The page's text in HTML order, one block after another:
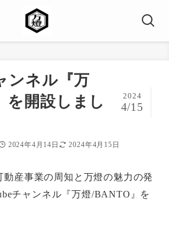
ンネル『万
を開設しまし
2024
4/15
2024年4月14日 2024年4月15日
動産事業の周知と万燈の魅力の発
チャンネル『万燈/BANTO』を